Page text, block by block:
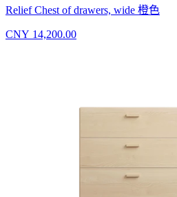
Relief Chest of drawers, wide 橙色
CNY 14,200.00